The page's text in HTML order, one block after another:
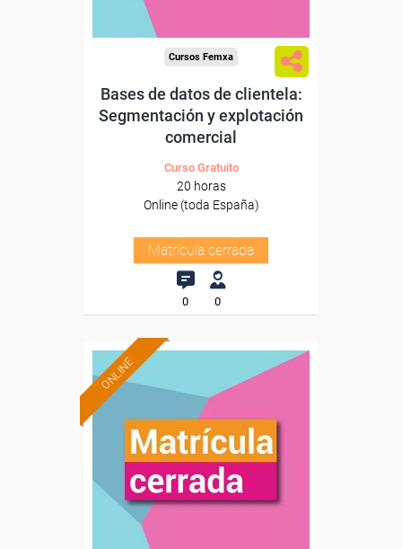
Cursos Femxa
Bases de datos de clientela:
Segmentación y explotación
comercial
Curso Gratuito
20 horas
Online (toda España)
Matrícula cerrada
0 0
ONLINE